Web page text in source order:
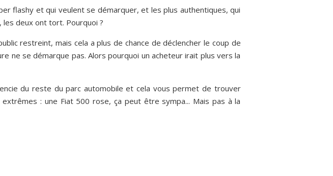
flashy et qui veulent se démarquer, et les plus authentiques, qui
les deux ont tort. Pourquoi ?
restreint, mais cela a plus de chance de déclencher le coup de
ne se démarque pas. Alors pourquoi un acheteur irait plus vers la
du reste du parc automobile et cela vous permet de trouver
: une Fiat 500 rose, ça peut être sympa... Mais pas à la